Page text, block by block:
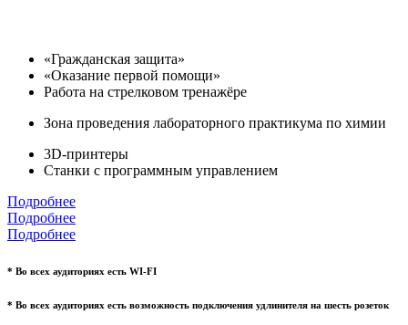
«Гражданская защита»
«Оказание первой помощи»
Работа на стрелковом тренажёре
Зона проведения лабораторного практикума по химии
3D-принтеры
Станки с программным управлением
Подробнее
Подробнее
Подробнее
* Во всех аудиториях есть WI-FI
* Во всех аудиториях есть возможность подключения удлинителя на шесть розеток